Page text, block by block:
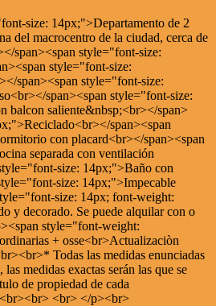
size: 14px;">Departamento de 2
del macrocentro de la ciudad, cerca de
span><span style="font-size:
style="font-size:
span><span style="font-size:
span><span style="font-size:
balcon saliente&nbsp;<br></span>
span><span
con placard<br></span><span
separada con ventilación
size: 14px;">Baño con
size: 14px;">Impecable
size: 14px; font-weight:
y decorado. Se puede alquilar con o
style="font-weight:
+ osse<br>Actualizaciòn
Todas las medidas enunciadas
medidas exactas serán las que se
de propiedad de cada
<br> </p><br>